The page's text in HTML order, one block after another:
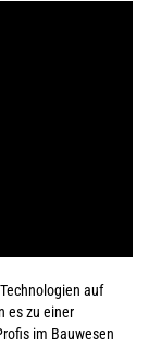
auf
es zu einer
im Bauwesen